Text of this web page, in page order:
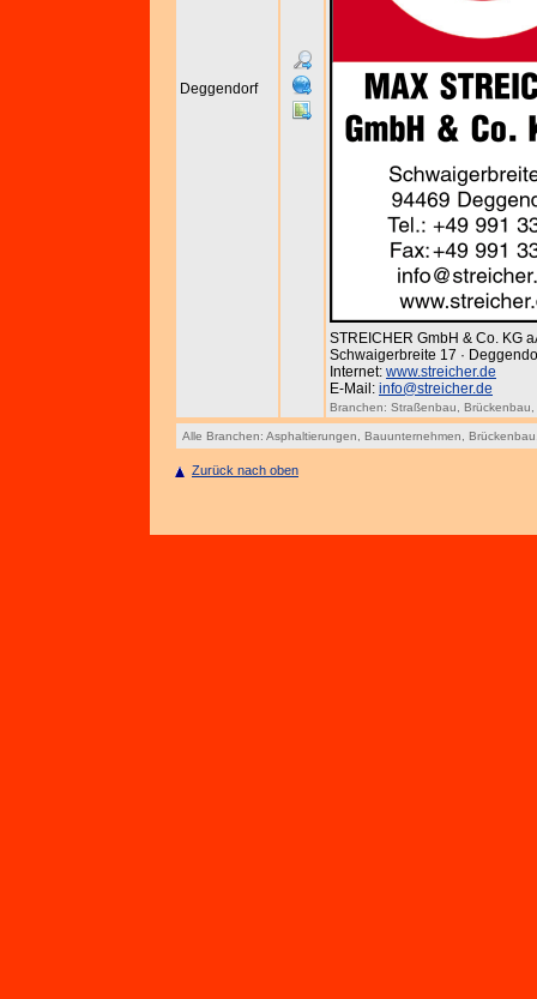
Deggendorf
STREICHER GmbH & Co. KG
Schwaigerbreite 17 ·
Internet: www.streicher.de
E-Mail: info@streicher.de
Branchen: Straßenbau Brückenbau
Alle Branchen: Asphaltierungen Bauunternehmen Brückenbau
Zurück nach oben